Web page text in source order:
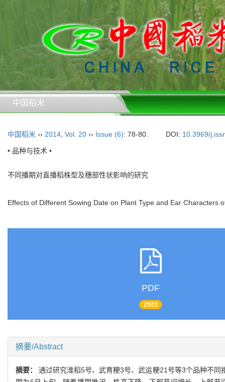
中国稻米
中国稻米 ›› 2014 Vol. 20 ›› Issue (6): 78-80. DOI: 10.3969/
• 品种与技术 •
不同播期对直播稻株型及穗部性状影响的研究
Effects of Different Sowing Date on Plant Type and Ear Characters
PDF
2503
摘要/Abstract
摘要：通过研究淮稻5号、武育粳3号、武运粳21号等3个品种不